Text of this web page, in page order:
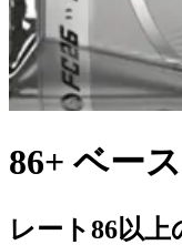
86+ ベー
レート86以